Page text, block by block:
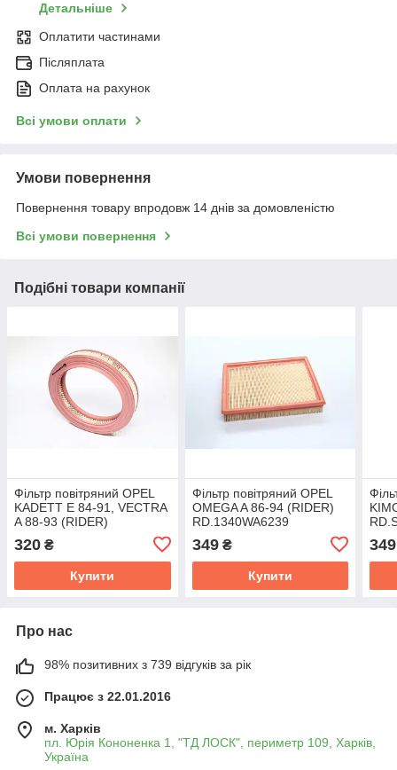
Детальніше
Оплатити частинами
Післяплата
Оплата на рахунок
Всі умови оплати
Умови повернення
Повернення товару впродовж 14 днів за домовленістю
Всі умови повернення
Подібні товари компанії
Фільтр повітряний OPEL
KADETT E 84-91, VECTRA
A 88-93 (RIDER)
320 ₴
Купити
Фільтр повітряний OPEL
OMEGA A 86-94 (RIDER)
RD.1340WA6239
349₴
Купити
349
Про нас
98% позитивних з 739 відгуків за рік
Працює з 22.01.2016
м. Харків
пл. Юрія Кононенка 1, "ТД ЛОСК", периметр 109, Харків,
Україна